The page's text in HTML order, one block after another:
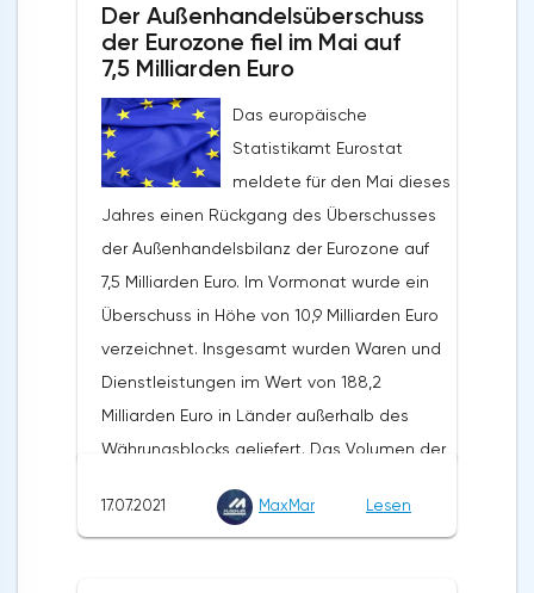
Der Außenhandelsüberschuss
der Eurozone fiel im Mai auf
7,5 Milliarden Euro
Das europäische
Statistikamt Eurostat
meldete für den Mai dieses
Jahres einen Rückgang des Überschusses
der Außenhandelsbilanz der Eurozone auf
7,5 Milliarden Euro. Im Vormonat wurde ein
Überschuss in Höhe von 10,9 Milliarden Euro
verzeichnet. Insgesamt wurden Waren und
Dienstleistungen im Wert von 188,2
Milliarden Euro in Länder außerhalb des
Währungsblocks geliefert. Das Volumen der
Monaten um 31,9 %. Die Importe wurden in
17.07.2021 MaxMar Lesen